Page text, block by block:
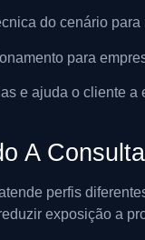
do cenário
para
e ajuda o cliente
A
perfis
exposição a